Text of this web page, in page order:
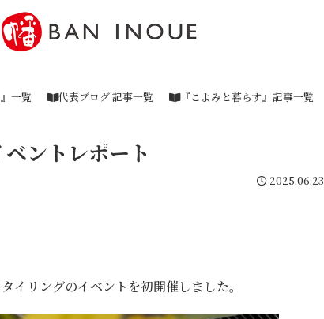
一覧 代表ブログ 記事一覧 『こよみと暮らす』記事一覧
ントレポート
2025.06.23
イリングのイベントを初開催しました。